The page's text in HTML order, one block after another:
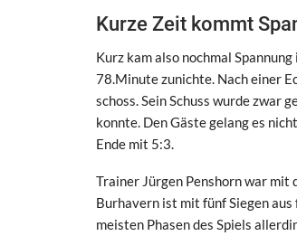
Kurze Zeit kommt
Kurz kam also nochmal
78.Minute zunichte. Nach einer
schoss. Sein Schuss wurde zwar
konnte. Den Gäste gelang es
Ende mit 5:3.
Trainer Jürgen Penshorn war mit
Burhavern ist mit fünf Siegen
meisten Phasen des Spiels